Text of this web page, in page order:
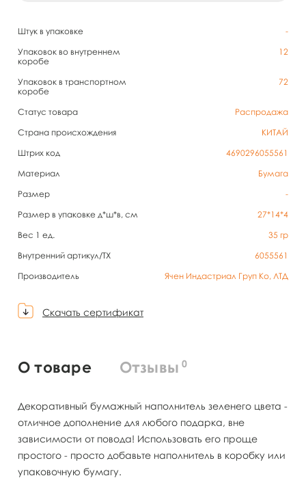
Штук в упаковке
-
Упаковок во внутреннем
коробе
12
Упаковок в транспортном
коробе
72
Статус товара
Распродажа
Страна происхождения
КИТАЙ
Штрих код
4690296055561
Материал
Бумага
Размер
-
Размер в упаковке д*ш*в, см
27*14*4
Вес 1 ед.
35 гр
Внутренний артикул/TX
6055561
Производитель
Ячен Индастриал Груп Ко, ЛТД
Скачать сертификат
О товаре Отзывы 0
Декоративный бумажный наполнитель зеленего цвета -
отличное дополнение для любого подарка, вне
зависимости от повода! Использовать его проще
простого - просто добавьте наполнитель в коробку или
упаковочную бумагу.